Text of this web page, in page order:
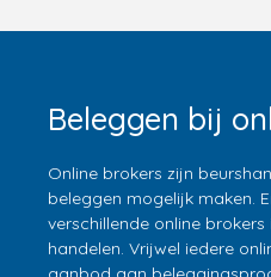
Beleggen bij
Online brokers zijn
beleggen mogelijk maken.
verschillende online
handelen. Vrijwel iedere